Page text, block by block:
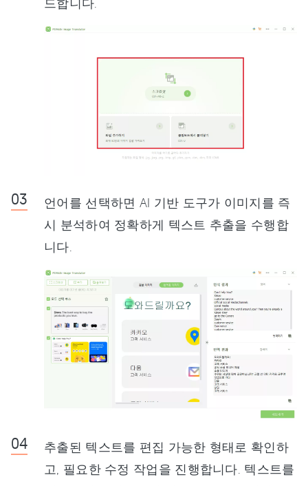
언어를 선택하면 AI 기반 도구가 이미지를 즉
시 분석하여 정확하게 텍스트 추출을 수행합
니다.
추출된 텍스트를 편집 가능한 형태로 확인하
고, 필요한 수정 작업을 진행합니다. 텍스트를